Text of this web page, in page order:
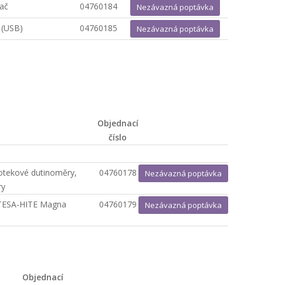
04760184 Nezávazná poptávka
04760185 Nezávazná poptávka
Objednací
číslo
dutinoměry,
04760178 Nezávazná poptávka
HITE Magna 04760179 Nezávazná poptávka
Objednací